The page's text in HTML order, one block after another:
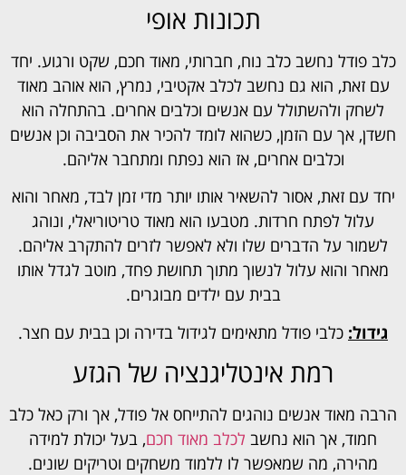
תכונות אופי
כלב פודל נחשב כלב נוח, חברותי, מאוד חכם, שקט ורגוע. יחד
עם זאת, הוא גם נחשב לכלב אקטיבי, נמרץ, הוא אוהב מאוד
לשחק ולהשתולל עם אנשים וכלבים אחרים. בהתחלה הוא
חשדן, אך עם הזמן, כשהוא לומד להכיר את הסביבה וכן אנשים
וכלבים אחרים, אז הוא נפתח ומתחבר אליהם.
יחד עם זאת, אסור להשאיר אותו יותר מדי זמן לבד, מאחר והוא
עלול לפתח חרדות. מטבעו הוא מאוד טריטוריאלי, ונוהג
לשמור על הדברים שלו ולא לאפשר לזרים להתקרב אליהם.
מאחר והוא עלול לנשוך מתוך תחושת פחד, מוטב לגדל אותו
בבית עם ילדים מבוגרים.
גידול: כלבי פודל מתאימים לגידול בדירה וכן בבית עם חצר.
רמת אינטליגנציה של הגזע
הרבה מאוד אנשים נוהגים להתייחס אל פודל, אך ורק כאל כלב
חמוד, אך הוא נחשב לכלב מאוד חכם, בעל יכולת למידה
מהירה, מה שמאפשר לו ללמוד משחקים וטריקים שונים.